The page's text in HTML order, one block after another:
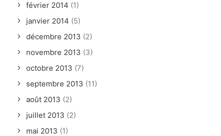
février 2014 (1)
janvier 2014 (5)
décembre 2013 (2)
novembre 2013 (3)
octobre 2013 (7)
septembre 2013 (11)
août 2013 (2)
juillet 2013 (2)
mai 2013 (1)